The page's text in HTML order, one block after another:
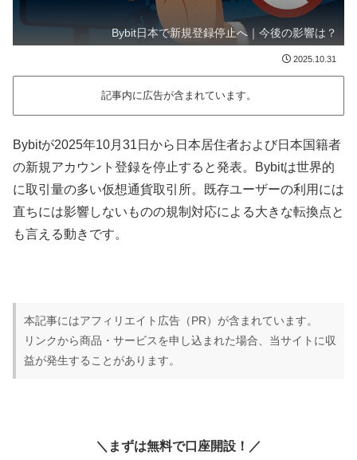
Bybit日本で新規登録停止へ｜今後の影響は？
2025.10.31
記事内に広告が含まれています。
Bybitが2025年10月31日から日本居住者および日本国籍者
の新規アカウント登録を停止すると発表。Bybitは世界的
に取引量の多い仮想通貨取引所。既存ユーザーの利用には
直ちには影響しないものの規制対応による大きな転換点と
も言える動きです。
本記事にはアフィリエイト広告（PR）が含まれています。
リンクから商品・サービスを申し込まれた場合、当サイトに収
益が発生することがあります。
＼まずは無料で口座開設！／